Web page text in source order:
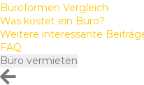
Büroformen Vergleich
Was kostet ein Büro?
Weitere interessante
FAQ
Büro vermieten